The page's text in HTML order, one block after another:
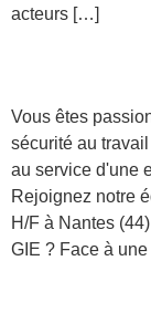
acteurs […]
Vous êtes
sécurité au
au service d'une
Rejoignez notre
H/F à Nantes
GIE ? Face à